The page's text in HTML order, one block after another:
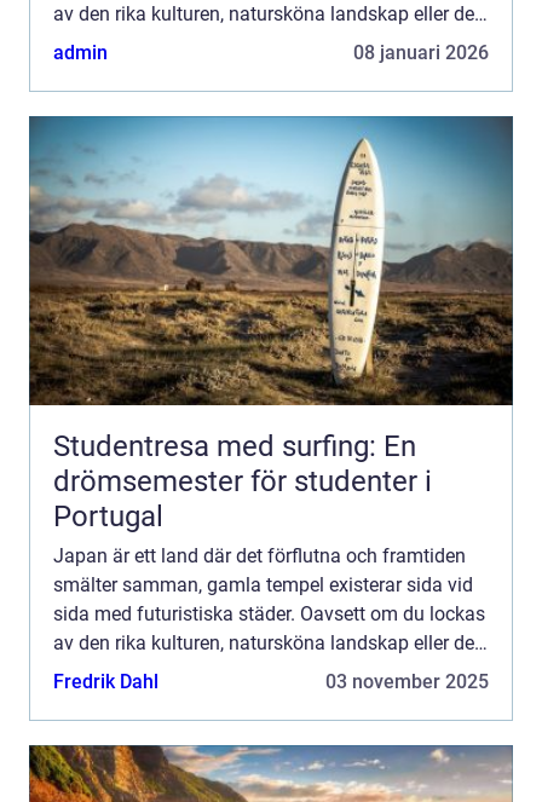
av den rika kulturen, natursköna landskap eller den
unika maten, erbjud...
admin 08 januari 2026
Studentresa med surfing: En
drömsemester för studenter i
Portugal
Japan är ett land där det förflutna och framtiden
smälter samman, gamla tempel existerar sida vid
sida med futuristiska städer. Oavsett om du lockas
av den rika kulturen, natursköna landskap eller den
unika maten, erbjud...
Fredrik Dahl 03 november 2025